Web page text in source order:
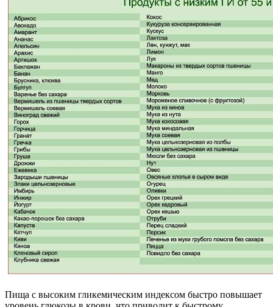
Пища с высоким гликемическим индексом быстро повышает